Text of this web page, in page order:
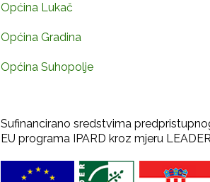
Općina Lukač
Općina Gradina
Općina Suhopolje
Sufinancirano sredstvima
EU programa IPARD kroz mjeru